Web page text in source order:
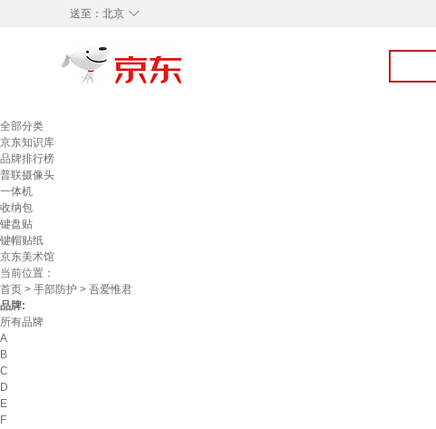
◇
送至： 北京
全部分类
京东知识库
品牌排行榜
普联摄像头
一体机
收纳包
键盘贴
键帽贴纸
京东美术馆
当前位置：
首页 > 手部防护 > 吾爱惟君
品牌:
所有品牌
A
B
C
D
E
F